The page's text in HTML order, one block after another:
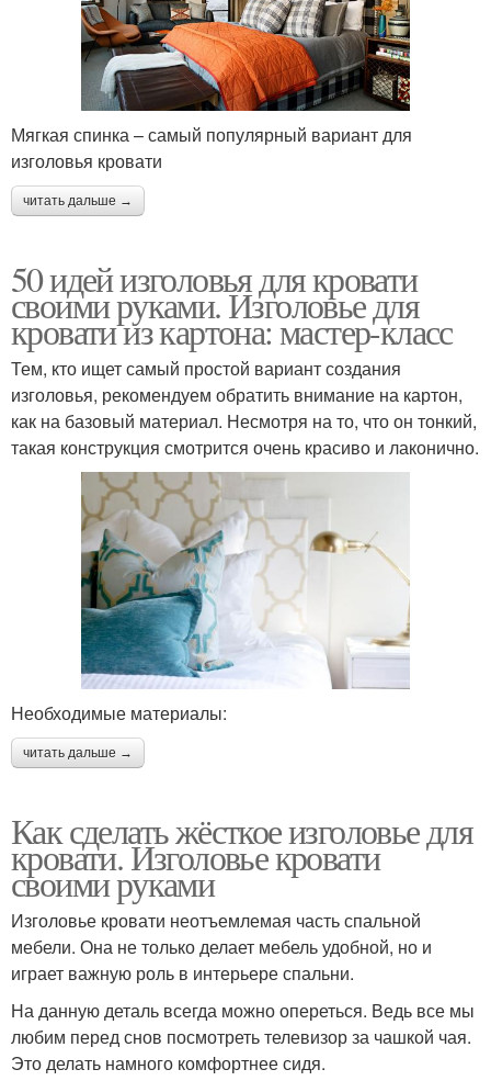
Мягкая спинка – самый популярный вариант для
изголовья кровати
читать дальше →
50 идей изголовья для кровати
своими руками. Изголовье для
кровати из картона: мастер-класс
Тем, кто ищет самый простой вариант создания
изголовья, рекомендуем обратить внимание на картон,
как на базовый материал. Несмотря на то, что он тонкий,
такая конструкция смотрится очень красиво и лаконично.
Необходимые материалы:
читать дальше →
Как сделать жёсткое изголовье для
кровати. Изголовье кровати
своими руками
Изголовье кровати неотъемлемая часть спальной
мебели. Она не только делает мебель удобной, но и
играет важную роль в интерьере спальни.
На данную деталь всегда можно опереться. Ведь все мы
любим перед снов посмотреть телевизор за чашкой чая.
Это делать намного комфортнее сидя.